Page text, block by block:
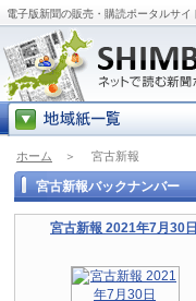
電子版新聞の販売・購読ポータルサ
ホーム ＞ 宮古新報
宮古新報バックナンバー
宮古新報 2021年7月30日